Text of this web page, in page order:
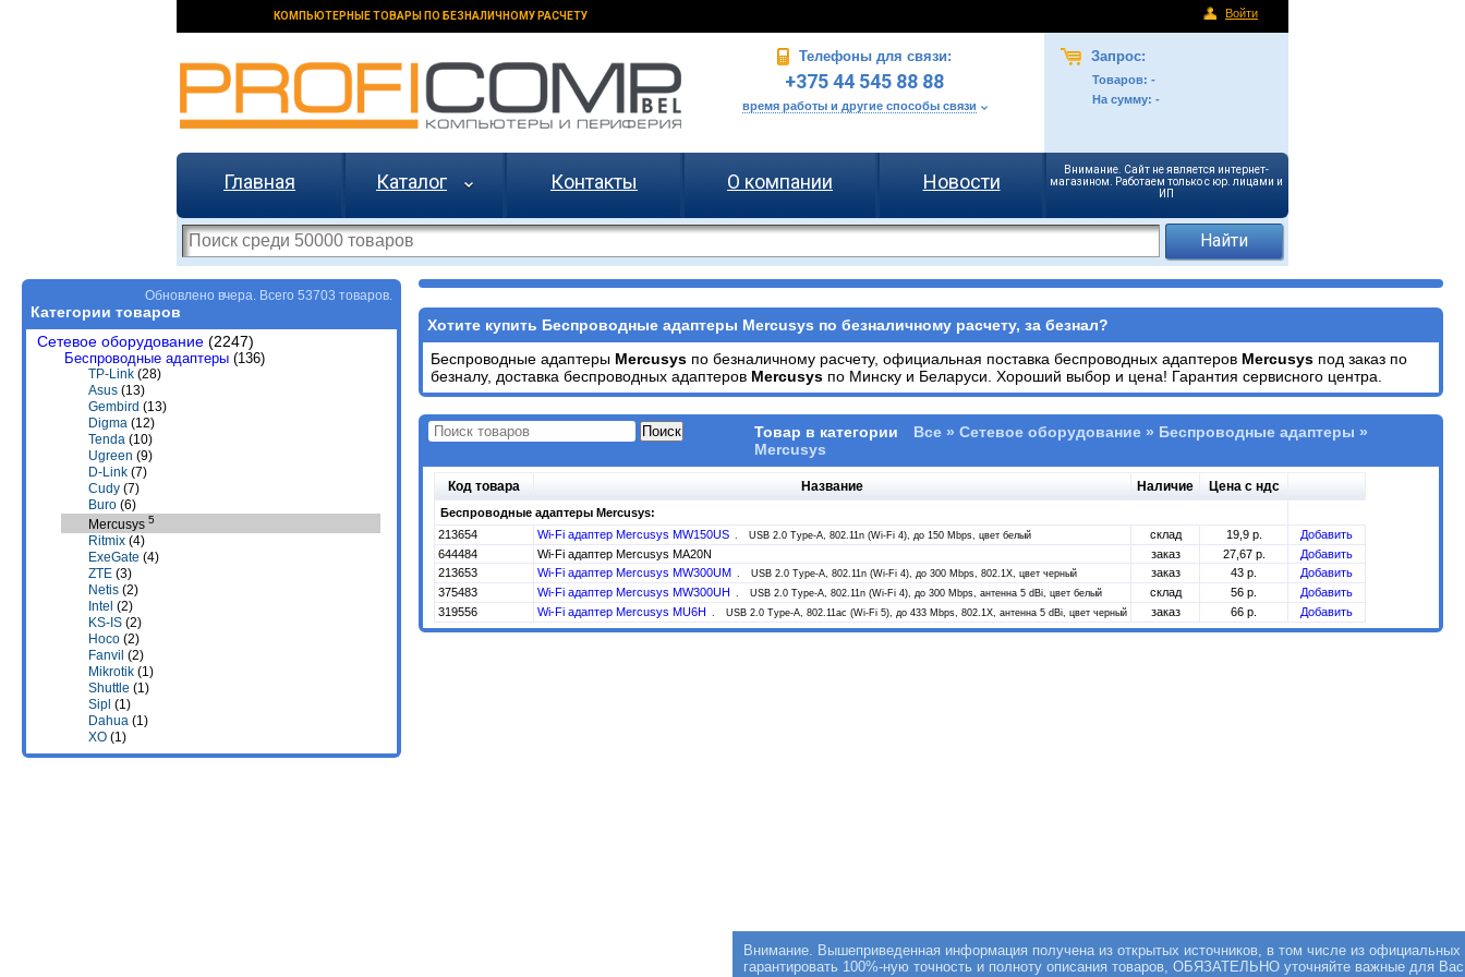
КОМПЬЮТЕРНЫЕ ТОВАРЫ ПО БЕЗНАЛИЧНОМУ РАСЧЕТУ Войти
Телефоны для связи:
+375 44 545 88 88
время работы и другие способы связи
Запрос:
Товаров: -
На сумму: -
Главная Каталог Контакты О компании Новости
Внимание. Сайт не является интернет-
магазином. Работаем только с юр. лицами и
ИП
Обновлено вчера. Всего 53703 товаров.
Категории товаров
Сетевое оборудование (2247)
Беспроводные адаптеры (136)
TP-Link (28)
Asus (13)
Gembird (13)
Digma (12)
Tenda (10)
Ugreen (9)
D-Link (7)
Cudy (7)
Buro (6)
Mercusys 5
Ritmix (4)
ExeGate (4)
ZTE (3)
Netis (2)
Intel (2)
KS-IS (2)
Hoco (2)
Fanvil (2)
Mikrotik (1)
Shuttle (1)
Sipl (1)
Dahua (1)
XO (1)
Хотите купить Беспроводные адаптеры Mercusys по безналичному расчету, за безнал?
Беспроводные адаптеры Mercusys по безналичному расчету, официальная поставка беспроводных адаптеров Mercusys под заказ по
безналу, доставка беспроводных адаптеров Mercusys по Минску и Беларуси. Хороший выбор и цена! Гарантия сервисного центра.
Товар в категории
Все » Сетевое оборудование » Беспроводные адаптеры »
Mercusys
Код товара Название Наличие Цена с ндс
Беспроводные адаптеры Mercusys:
213654
Wi-Fi адаптер Mercusys MW150US USB 2.0 Type-A, 802.11n (Wi-Fi 4), до 150 Mbps, цвет белый склад 19,9 р.
Добавить
644484
Wi-Fi адаптер Mercusys MA20N заказ 27,67 р.
Добавить
213653
Wi-Fi адаптер Mercusys MW300UM USB 2.0 Type-A, 802.11n (Wi-Fi 4), до 300 Mbps, 802.1X, цвет черный заказ 43 р.
Добавить
375483
Wi-Fi адаптер Mercusys MW300UH USB 2.0 Type-A, 802.11n (Wi-Fi 4), до 300 Mbps, антенна 5 dBi, цвет белый склад 56 р.
Добавить
319556
Wi-Fi адаптер Mercusys MU6H USB 2.0 Type-A, 802.11ac (Wi-Fi 5), до 433 Mbps, 802.1X, антенна 5 dBi, цвет черный заказ 66 р. Добавить
Внимание. Вышеприведенная информация получена из открытых источников, в том числе из
гарантировать 100%-ную точность и полноту описания товаров, ОБЯЗАТЕЛЬНО уточняйте важные для